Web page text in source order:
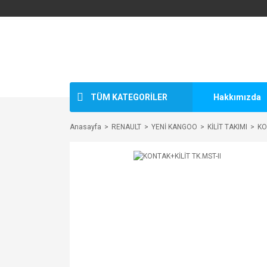
TÜM KATEGORİLER Hakkımızda
Anasayfa RENAULT YENİ KANGOO KİLİT TAKIMI